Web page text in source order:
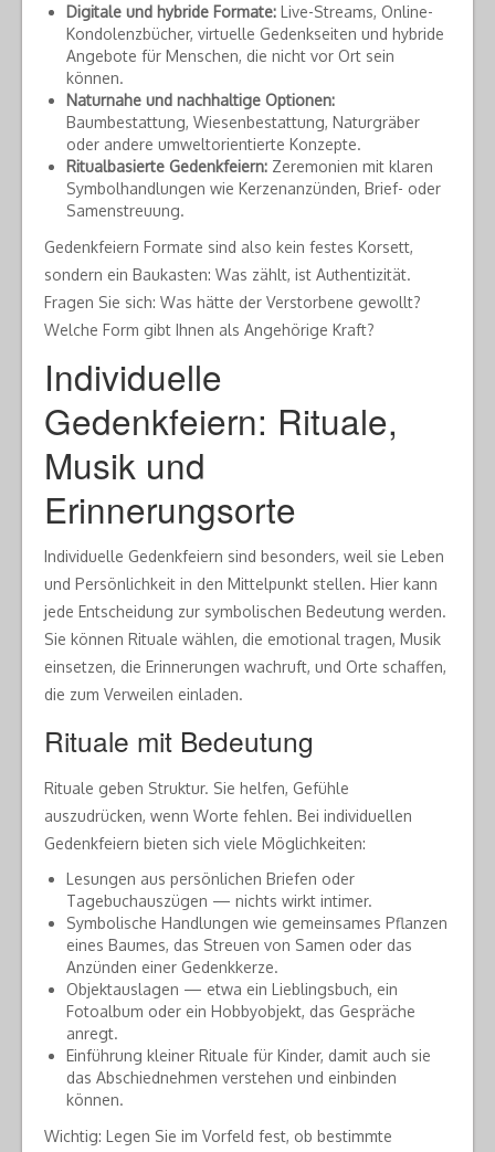
Digitale und hybride Formate: Live-Streams, Online-
Kondolenzbücher, virtuelle Gedenkseiten und hybride
Angebote für Menschen, die nicht vor Ort sein
können.
Naturnahe und nachhaltige Optionen:
Baumbestattung, Wiesenbestattung, Naturgräber
oder andere umweltorientierte Konzepte.
Ritualbasierte Gedenkfeiern: Zeremonien mit klaren
Symbolhandlungen wie Kerzenanzünden, Brief- oder
Samenstreuung.
Gedenkfeiern Formate sind also kein festes Korsett,
sondern ein Baukasten: Was zählt, ist Authentizität.
Fragen Sie sich: Was hätte der Verstorbene gewollt?
Welche Form gibt Ihnen als Angehörige Kraft?
Individuelle
Gedenkfeiern: Rituale,
Musik und
Erinnerungsorte
Individuelle Gedenkfeiern sind besonders, weil sie Leben
und Persönlichkeit in den Mittelpunkt stellen. Hier kann
jede Entscheidung zur symbolischen Bedeutung werden.
Sie können Rituale wählen, die emotional tragen, Musik
einsetzen, die Erinnerungen wachruft, und Orte schaffen,
die zum Verweilen einladen.
Rituale mit Bedeutung
Rituale geben Struktur. Sie helfen, Gefühle
auszudrücken, wenn Worte fehlen. Bei individuellen
Gedenkfeiern bieten sich viele Möglichkeiten:
Lesungen aus persönlichen Briefen oder
Tagebuchauszügen — nichts wirkt intimer.
Symbolische Handlungen wie gemeinsames Pflanzen
eines Baumes, das Streuen von Samen oder das
Anzünden einer Gedenkkerze.
Objektauslagen — etwa ein Lieblingsbuch, ein
Fotoalbum oder ein Hobbyobjekt, das Gespräche
anregt.
Einführung kleiner Rituale für Kinder, damit auch sie
das Abschiednehmen verstehen und einbinden
können.
Wichtig: Legen Sie im Vorfeld fest, ob bestimmte